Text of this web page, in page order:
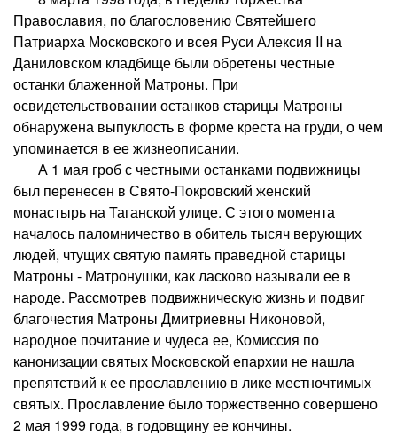
Православия, по благословению Святейшего
Патриарха Московского и всея Руси Алексия II на
Даниловском кладбище были обретены честные
останки блаженной Матроны. При
освидетельствовании останков старицы Матроны
обнаружена выпуклость в форме креста на груди, о чем
упоминается в ее жизнеописании.
А 1 мая гроб с честными останками подвижницы
был перенесен в Свято-Покровский женский
монастырь на Таганской улице. С этого момента
началось паломничество в обитель тысяч верующих
людей, чтущих святую память праведной старицы
Матроны - Матронушки, как ласково называли ее в
народе. Рассмотрев подвижническую жизнь и подвиг
благочестия Матроны Дмитриевны Никоновой,
народное почитание и чудеса ее, Комиссия по
канонизации святых Московской епархии не нашла
препятствий к ее прославлению в лике местночтимых
святых. Прославление было торжественно совершено
2 мая 1999 года, в годовщину ее кончины.